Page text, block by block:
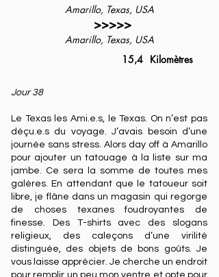
Amarillo, Texas, USA
>>>>>
Amarillo, Texas, USA
15,4 Kilomètres
Jour 38
Le Texas les Ami.e.s, le Texas. On n’est pas
déçu.e.s du voyage. J’avais besoin d’une
journée sans stress. Alors day off à Amarillo
pour ajouter un tatouage à la liste sur ma
jambe. Ce sera la somme de toutes mes
galères. En attendant que le tatoueur soit
libre, je flâne dans un magasin qui regorge
de choses texanes foudroyantes de
finesse. Des T-shirts avec des slogans
religieux, des caleçons d’une virilité
distinguée, des objets de bons goûts. Je
vous laisse apprécier. Je cherche un endroit
pour remplir un peu mon ventre et opte pour